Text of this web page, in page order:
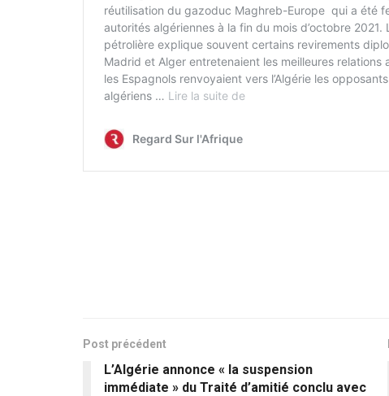
Post précédent
L’Algérie annonce « la suspension
immédiate » du Traité d’amitié conclu avec